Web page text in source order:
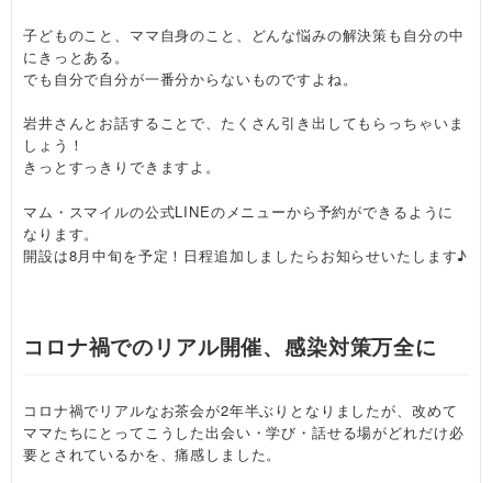
子どものこと、ママ自身のこと、どんな悩みの解決策も自分の中
にきっとある。
でも自分で自分が一番分からないものですよね。
岩井さんとお話することで、たくさん引き出してもらっちゃいま
しょう！
きっとすっきりできますよ。
マム・スマイルの公式LINEのメニューから予約ができるように
なります。
開設は8月中旬を予定！日程追加しましたらお知らせいたします♪
コロナ禍でのリアル開催、感染対策万全に
コロナ禍でリアルなお茶会が2年半ぶりとなりましたが、改めて
ママたちにとってこうした出会い・学び・話せる場がどれだけ必
要とされているかを、痛感しました。